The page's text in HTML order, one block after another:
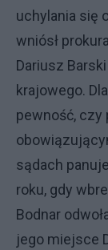
uchylania się
wniósł
Dariusz
krajowego.
pewność, czy
sądach
roku, gdy
Bodnar
jego miejsce